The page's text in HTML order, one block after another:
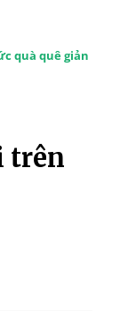
quà quê giản
trên